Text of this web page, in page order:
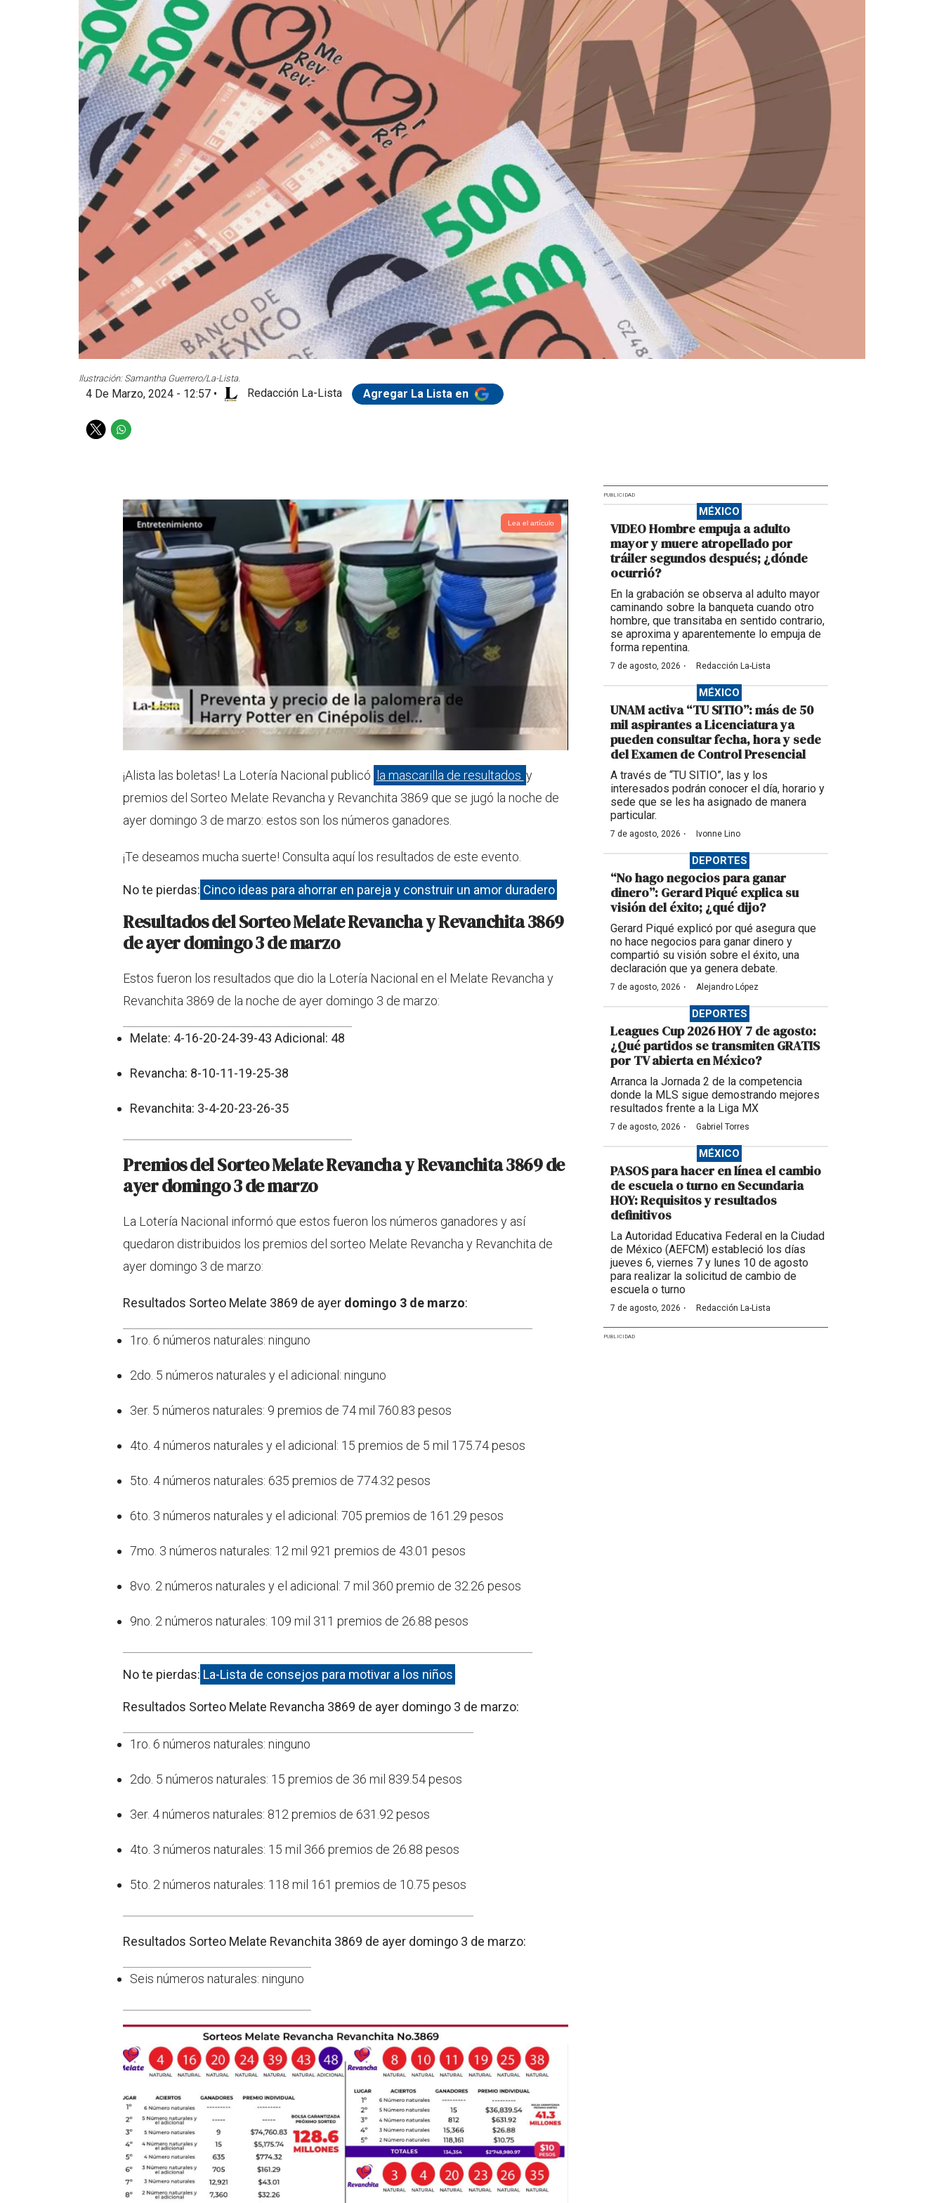
Ilustración: Samantha Guerrero/La-Lista.
4 De Marzo, 2024 - 12:57 • Redacción La-Lista Agregar La Lista en
T
W
a
p
Lea el artículo
¡Alista las boletas! La Lotería Nacional publicó la mascarilla de resultados y
premios del Sorteo Melate Revancha y Revanchita 3869 que se jugó la noche de
ayer domingo 3 de marzo: estos son los números ganadores.
¡Te deseamos mucha suerte! Consulta aquí los resultados de este evento.
No te pierdas: Cinco ideas para ahorrar en pareja y construir un amor duradero
Resultados del Sorteo Melate Revancha y Revanchita 3869
de ayer domingo 3 de marzo
Estos fueron los resultados que dio la Lotería Nacional en el Melate Revancha y
Revanchita 3869 de la noche de ayer domingo 3 de marzo:
Melate: 4-16-20-24-39-43 Adicional: 48
Revancha: 8-10-11-19-25-38
Revanchita: 3-4-20-23-26-35
Premios del Sorteo Melate Revancha y Revanchita 3869 de
ayer domingo 3 de marzo
La Lotería Nacional informó que estos fueron los números ganadores y así
quedaron distribuidos los premios del sorteo Melate Revancha y Revanchita de
ayer domingo 3 de marzo:
Resultados Sorteo Melate 3869 de ayer domingo 3 de marzo:
1ro. 6 números naturales: ninguno
2do. 5 números naturales y el adicional: ninguno
3er. 5 números naturales: 9 premios de 74 mil 760.83 pesos
4to. 4 números naturales y el adicional: 15 premios de 5 mil 175.74 pesos
5to. 4 números naturales: 635 premios de 774.32 pesos
6to. 3 números naturales y el adicional: 705 premios de 161.29 pesos
7mo. 3 números naturales: 12 mil 921 premios de 43.01 pesos
8vo. 2 números naturales y el adicional: 7 mil 360 premio de 32.26 pesos
9no. 2 números naturales: 109 mil 311 premios de 26.88 pesos
No te pierdas: La-Lista de consejos para motivar a los niños
Resultados Sorteo Melate Revancha 3869 de ayer domingo 3 de marzo:
1ro. 6 números naturales: ninguno
2do. 5 números naturales: 15 premios de 36 mil 839.54 pesos
3er. 4 números naturales: 812 premios de 631.92 pesos
4to. 3 números naturales: 15 mil 366 premios de 26.88 pesos
5to. 2 números naturales: 118 mil 161 premios de 10.75 pesos
Resultados Sorteo Melate Revanchita 3869 de ayer domingo 3 de marzo:
Seis números naturales: ninguno
PUBLICIDAD
MÉXICO
VIDEO Hombre empuja a adulto
mayor y muere atropellado por
tráiler segundos después; ¿dónde
ocurrió?
En la grabación se observa al adulto mayor
caminando sobre la banqueta cuando otro
hombre, que transitaba en sentido contrario,
se aproxima y aparentemente lo empuja de
forma repentina.
7 de agosto, 2026 · Redacción La-Lista
MÉXICO
UNAM activa “TU SITIO”: más de 50
mil aspirantes a Licenciatura ya
pueden consultar fecha, hora y sede
del Examen de Control Presencial
A través de “TU SITIO”, las y los
interesados podrán conocer el día, horario y
sede que se les ha asignado de manera
particular.
7 de agosto, 2026 · Ivonne Lino
DEPORTES
“No hago negocios para ganar
dinero”: Gerard Piqué explica su
visión del éxito; ¿qué dijo?
Gerard Piqué explicó por qué asegura que
no hace negocios para ganar dinero y
compartió su visión sobre el éxito, una
declaración que ya genera debate.
7 de agosto, 2026 · Alejandro López
DEPORTES
Leagues Cup 2026 HOY 7 de agosto:
¿Qué partidos se transmiten GRATIS
por TV abierta en México?
Arranca la Jornada 2 de la competencia
donde la MLS sigue demostrando mejores
resultados frente a la Liga MX
7 de agosto, 2026 · Gabriel Torres
MÉXICO
PASOS para hacer en línea el cambio
de escuela o turno en Secundaria
HOY: Requisitos y resultados
definitivos
La Autoridad Educativa Federal en la Ciudad
de México (AEFCM) estableció los días
jueves 6, viernes 7 y lunes 10 de agosto
para realizar la solicitud de cambio de
escuela o turno
7 de agosto, 2026 · Redacción La-Lista
PUBLICIDAD